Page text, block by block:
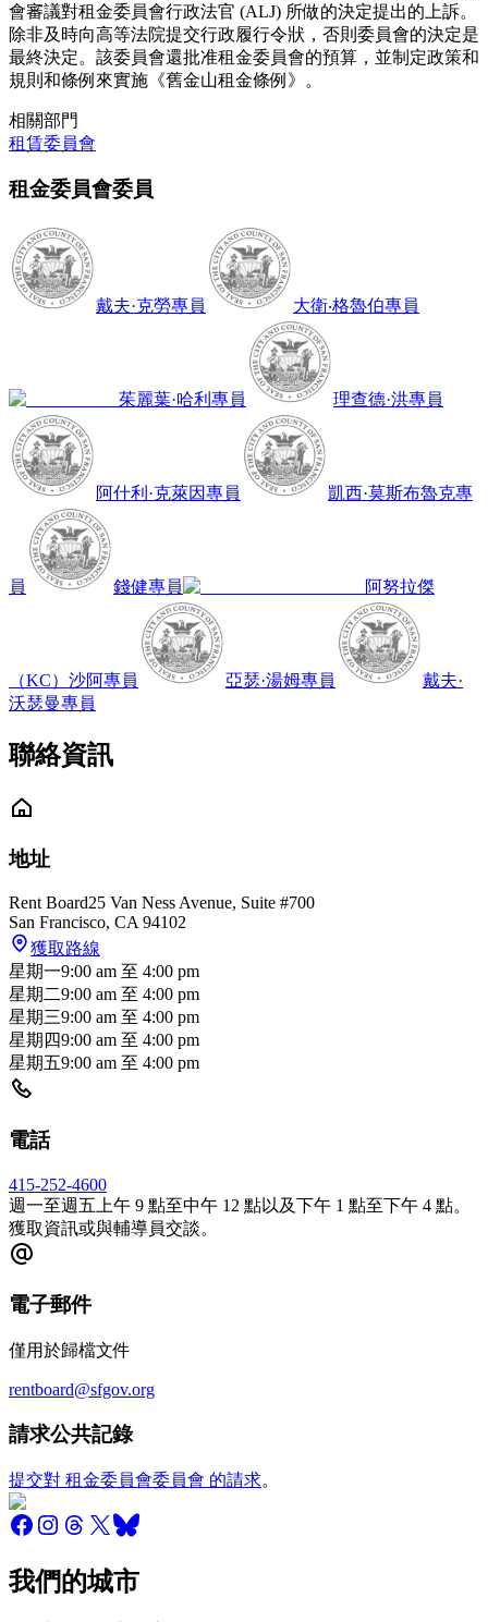
會審議對租金委員會行政法官 (ALJ) 所做的決定提出的上訴。
除非及時向高等法院提交行政履行令狀，否則委員會的決定是
最終決定。該委員會還批准租金委員會的預算，並制定政策和
規則和條例來實施《舊金山租金條例》。
相關部門
租賃委員會
租金委員會委員
戴夫·克勞專員 大衛‧格魯伯專員
茱麗葉·哈利 專員 理查德·洪專員
阿什利·克萊因專員 凱西·莫斯布魯克專
員 錢健專員 阿努拉傑
（KC）沙阿專員 亞瑟·湯姆專員
戴夫·
沃瑟曼專員
聯絡資訊
地址
Rent Board25 Van Ness Avenue, Suite #700
San Francisco, CA 94102
獲取路線
星期一9:00 am 至 4:00 pm
星期二9:00 am 至 4:00 pm
星期三9:00 am 至 4:00 pm
星期四9:00 am 至 4:00 pm
星期五9:00 am 至 4:00 pm
電話
415-252-4600
週一至週五上午 9 點至中午 12 點以及下午 1 點至下午 4 點。
獲取資訊或與輔導員交談。
電子郵件
僅用於歸檔文件
rentboard@sfgov.org
請求公共記錄
提交對 租金委員會委員會 的請求。
我們的城市